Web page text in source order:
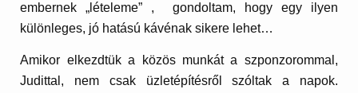
embernek „lételeme” , gondoltam, hogy egy ilyen
különleges, jó hatású kávénak sikere lehet…
Amikor elkezdtük a közös munkát a szponzorommal,
Judittal, nem csak üzletépítésről szóltak a napok.